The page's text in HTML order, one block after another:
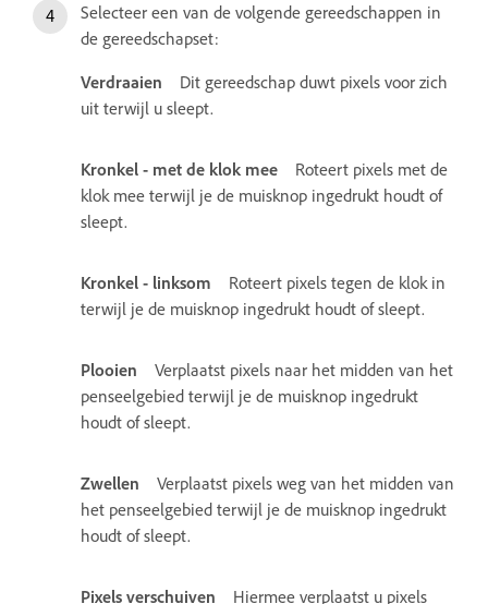
Selecteer een van de volgende gereedschappen in
de gereedschapset:
Verdraaien
Dit gereedschap duwt pixels voor zich
uit terwijl u sleept.
Kronkel - met de klok mee
Roteert pixels met de
klok mee terwijl je de muisknop ingedrukt houdt of
sleept.
Kronkel - linksom
Roteert pixels tegen de klok in
terwijl je de muisknop ingedrukt houdt of sleept.
Plooien
Verplaatst pixels naar het midden van het
penseelgebied terwijl je de muisknop ingedrukt
houdt of sleept.
Zwellen
Verplaatst pixels weg van het midden van
het penseelgebied terwijl je de muisknop ingedrukt
houdt of sleept.
Pixels verschuiven
Hiermee verplaatst u pixels